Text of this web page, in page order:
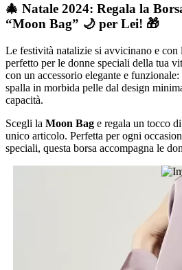
🎄 Natale 2024: Regala la
“Moon Bag” 🌙 per Lei! 🎁
Le festività natalizie si avvicinano e con
perfetto per le donne speciali della tua
con un accessorio elegante e funzionale:
spalla in morbida pelle dal design
capacità.
Scegli la Moon Bag e regala un tocco
unico articolo. Perfetta per ogni
speciali, questa borsa accompagna le